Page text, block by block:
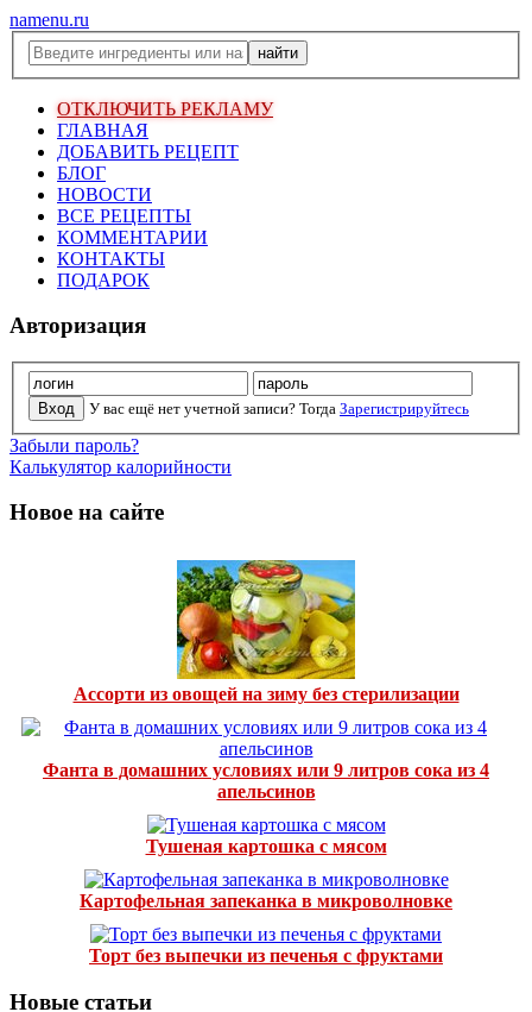
namenu.ru
ОТКЛЮЧИТЬ РЕКЛАМУ
ГЛАВНАЯ
ДОБАВИТЬ РЕЦЕПТ
БЛОГ
НОВОСТИ
ВСЕ РЕЦЕПТЫ
КОММЕНТАРИИ
КОНТАКТЫ
ПОДАРОК
Авторизация
У вас ещё нет учетной записи? Тогда Зарегистрируйтесь
Забыли пароль?
Калькулятор калорийности
Новое на сайте
Ассорти из овощей на зиму без стерилизации
Фанта в домашних условиях или 9 литров сока из 4
апельсинов
Тушеная картошка с мясом
Картофельная запеканка в микроволновке
Торт без выпечки из печенья с фруктами
Новые статьи